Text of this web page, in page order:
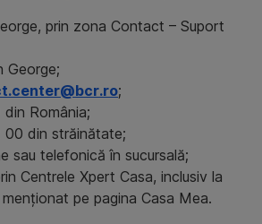
prin zona Contact – Suport
George;
;
România;
din străinătate;
sau telefonică în sucursală;
Centrele Xpert Casa, inclusiv la
pe pagina Casa Mea.